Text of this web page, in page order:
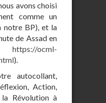
avons choisi
comme un
notre BP), et la
de Assad en
https://ocml-
).
autocollant,
Action,
Révolution à